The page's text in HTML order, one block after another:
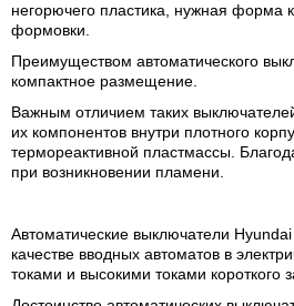
негорючего пластика, нужная форма
формовки.
Преимуществом автоматического
компактное размещение.
Важным отличием таких
их компонентов внутри плотного
термореактивной пластмассы.
при возникновении пламени.
Автоматические выключатели
качестве вводных автоматов в
токами и высокими токами короткого